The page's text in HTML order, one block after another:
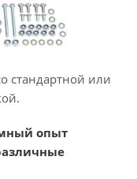
стандартной или
опыт